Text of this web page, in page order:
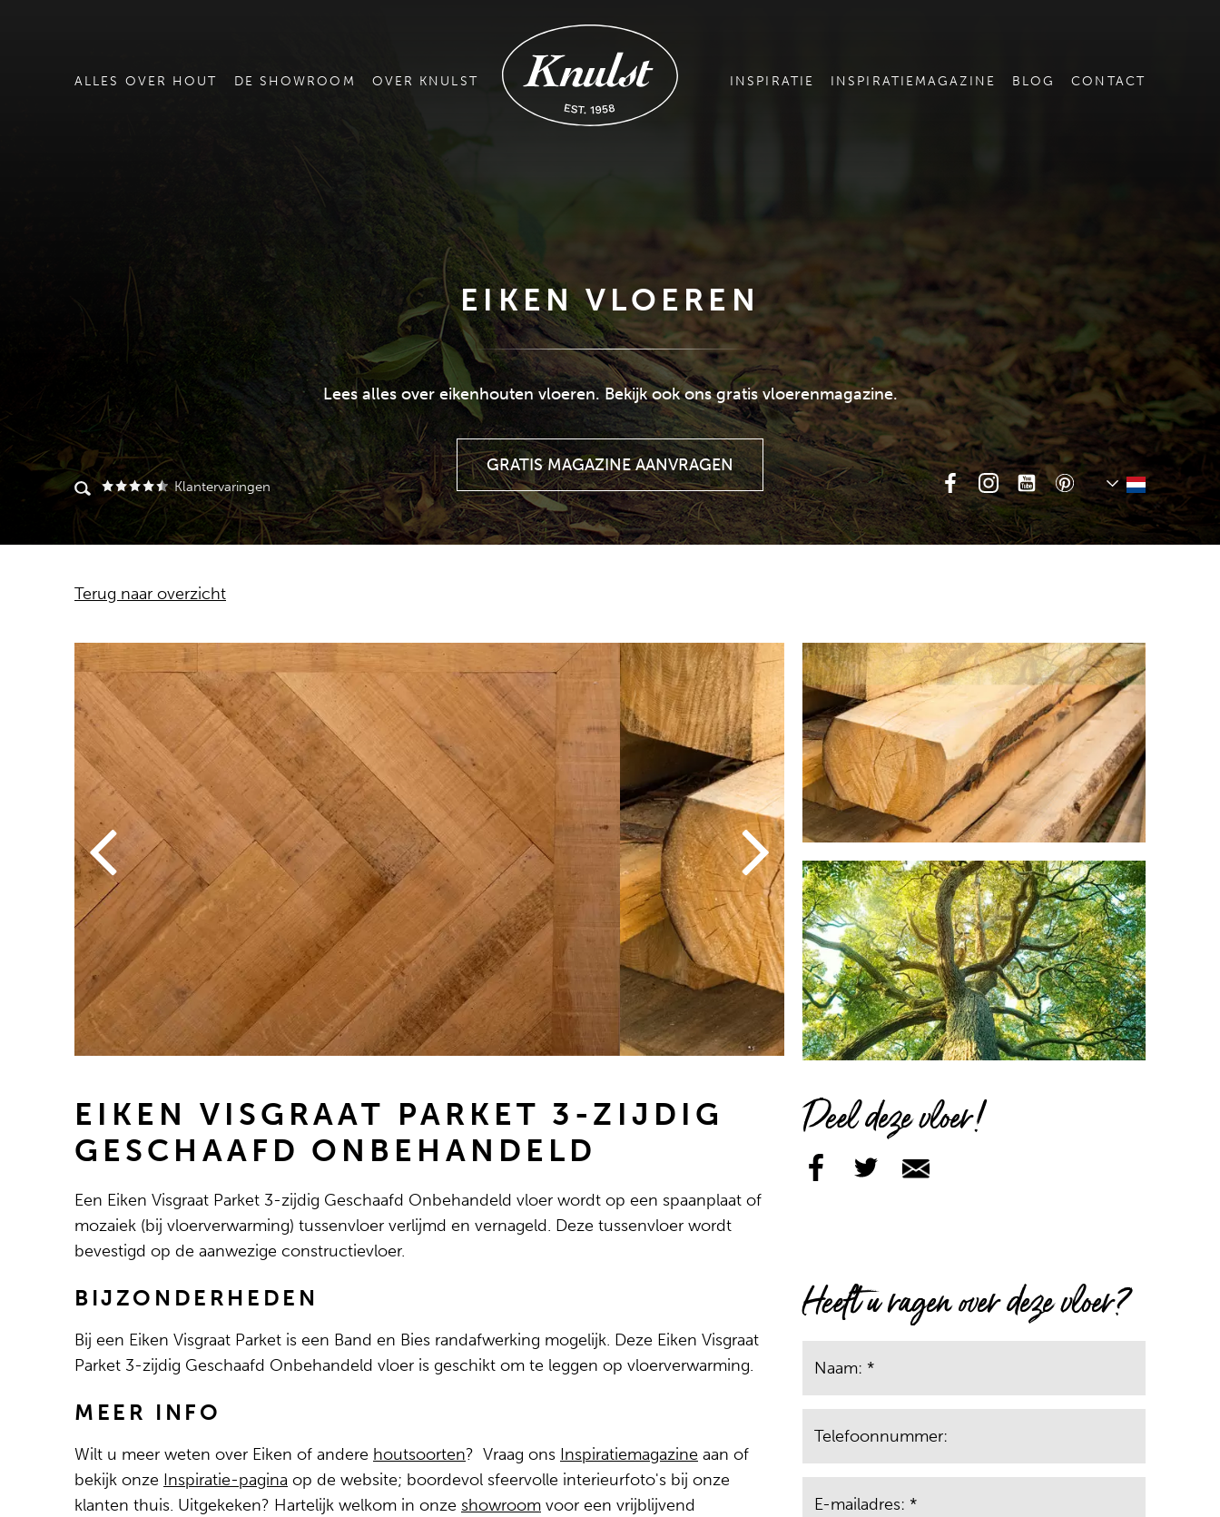
ALLES OVER HOUT DE SHOWROOM OVER KNULST INSPIRATIE INSPIRATIEMAGAZINE BLOG CONTACT
EIKEN VLOEREN
Lees alles over eikenhouten vloeren. Bekijk ook ons gratis vloerenmagazine.
GRATIS MAGAZINE AANVRAGEN
GRATIS MAGAZINE AANVRAGEN
Klantervaringen
Terug naar overzicht
EIKEN VISGRAAT PARKET 3-ZIJDIG
GESCHAAFD ONBEHANDELD
Een Eiken Visgraat Parket 3-zijdig Geschaafd Onbehandeld vloer wordt op een spaanplaat of
mozaiek (bij vloerverwarming) tussenvloer verlijmd en vernageld. Deze tussenvloer wordt
bevestigd op de aanwezige constructievloer.
BIJZONDERHEDEN
Bij een Eiken Visgraat Parket is een Band en Bies randafwerking mogelijk. Deze Eiken Visgraat
Parket 3-zijdig Geschaafd Onbehandeld vloer is geschikt om te leggen op vloerverwarming.
MEER INFO
Wilt u meer weten over Eiken of andere houtsoorten? Vraag ons Inspiratiemagazine aan of
bekijk onze Inspiratie-pagina op de website; boordevol sfeervolle interieurfoto's bij onze
klanten thuis. Uitgekeken? Hartelijk welkom in onze showroom voor een vrijblijvend
Deel deze vloer!
Heeft u ragen over deze vloer?